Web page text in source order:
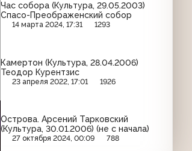
Час собора (Культура, 29.05.2003)
Спасо-Преображенский собор
14 марта 2024, 17:31 1293
Камертон (Культура, 28.04.2006)
Теодор Курентзис
23 апреля 2022, 17:01 1926
Острова. Арсений Тарковский
(Культура, 30.01.2006) (не с начала)
27 октября 2024, 00:09 788